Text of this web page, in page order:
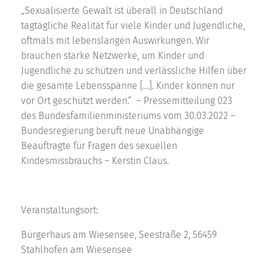
„Sexualisierte Gewalt ist überall in Deutschland
tagtägliche Realität für viele Kinder und Jugendliche,
oftmals mit lebenslangen Auswirkungen. Wir
brauchen starke Netzwerke, um Kinder und
Jugendliche zu schützen und verlässliche Hilfen über
die gesamte Lebensspanne […]. Kinder können nur
vor Ort geschützt werden.“ – Pressemitteilung 023
des Bundesfamilienministeriums vom 30.03.2022 –
Bundesregierung beruft neue Unabhängige
Beauftragte für Fragen des sexuellen
Kindesmissbrauchs – Kerstin Claus.
Veranstaltungsort:
Bürgerhaus am Wiesensee, Seestraße 2, 56459
Stahlhofen am Wiesensee